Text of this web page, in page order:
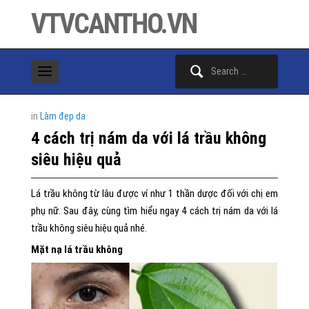
VTVCANTHO.VN
in Làm đẹp da
4 cách trị nám da với lá trầu không
siêu hiệu quả
Lá trầu không từ lâu được ví như 1 thần dược đối với chị em
phụ nữ. Sau đây, cùng tìm hiểu ngay 4 cách trị nám da với lá
trầu không siêu hiệu quả nhé.
Mặt nạ lá trầu không